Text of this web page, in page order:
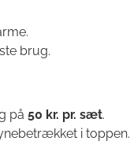
brug.
på 50 kr. pr. sæt.
i toppen.